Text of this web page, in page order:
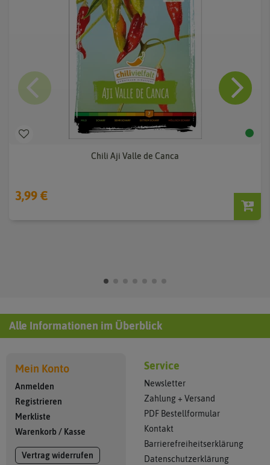
Chili Aji Valle de Canca
3,99 €
Alle Informationen im Überblick
Mein Konto
Anmelden
Registrieren
Merkliste
Warenkorb/ Kasse
Vertrag widerrufen
Service
Newsletter
Zahlung + Versand
PDF Bestellformular
Kontakt
Barrierefreiheitserklärung
Datenschutzerklärung